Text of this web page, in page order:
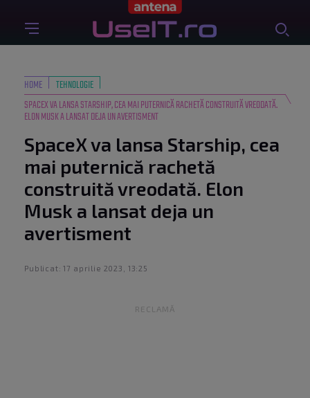
HOME
TEHNOLOGIE
SPACEX VA LANSA STARSHIP, CEA MAI PUTERNICĂ RACHETĂ CONSTRUITĂ VREODATĂ.
ELON MUSK A LANSAT DEJA UN AVERTISMENT
SpaceX va lansa Starship, cea
mai puternică rachetă
construită vreodată. Elon
Musk a lansat deja un
avertisment
Publicat: 17 aprilie 2023, 13:25
RECLAMĂ